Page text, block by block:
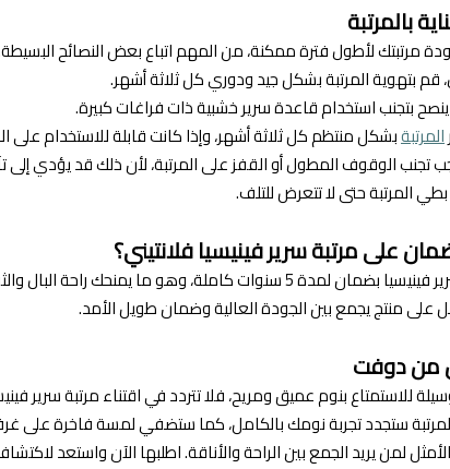
بالمرتبة
مرتبتك لأطول فترة ممكنة، من المهم اتباع بعض النصائح
قم بتهوية المرتبة بشكل جيد ودوري كل ثلاثة أشهر.
ينصح بتجنب استخدام قاعدة سرير خشبية ذات فراغات كبيرة.
المرتبةبشكل منتظم كل ثلاثة أشهر، وإذا كانت قابلة للاستخدام
تجنب الوقوف المطول أو القفز على المرتبة، لأن ذلك قد يؤدي إلى
بطي المرتبة حتى لا تتعرض للتلف.
على مرتبة سرير فينيسيا فلانتيني؟
وهو ما يمنحك راحة البال والثقة بأن استثمارك محمي لسنوات طويلة.
على منتج يجمع بين الجودة العالية وضمان طويل الأمد.
من دوفت
للاستمتاع بنوم عميق ومريح، فلا تتردد في اقتناء مرتبة سرير
ستجدد تجربة نومك بالكامل، كما ستضفي لمسة فاخرة على
الأمثل لمن يريد الجمع بين الراحة والأناقة. اطلبها الآن واستعد